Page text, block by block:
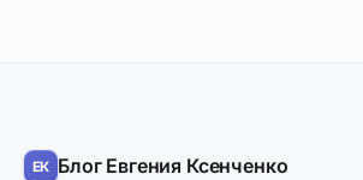
Блог Евгения Ксенченко